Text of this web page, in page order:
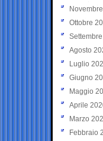
Ottobre
Agosto
Luglio
Giugno
Maggio
Aprile
Marzo
Febbraio